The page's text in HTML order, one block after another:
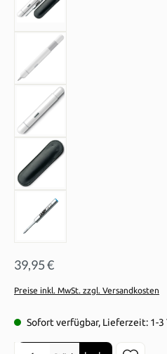
39,95 €
Preise inkl. MwSt. zzgl. Versandkosten
Sofort verfügbar, Lieferzeit: 1-3
Produkt Anzahl: Gib den